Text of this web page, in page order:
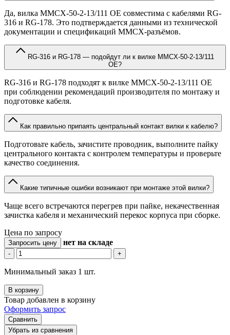
Да, вилка MMCX-50-2-13/111 OE совместима с кабелями RG-
316 и RG-178. Это подтверждается данными из технической
документации и спецификаций MMCX-разъёмов.
OE?
RG-316 и RG-178 подходят к вилке MMCX-50-2-13/111 OE
при соблюдении рекомендаций производителя по монтажу и
подготовке кабеля.
Как правильно припаять центральный контакт вилки к кабелю?
Подготовьте кабель, зачистите проводник, выполните пайку
центрального контакта с контролем температуры и проверьте
качество соединения.
Какие типичные ошибки возникают при монтаже этой вилки?
Чаще всего встречаются перегрев при пайке, некачественная
зачистка кабеля и механический перекос корпуса при сборке.
Цена по запросу
Запросить цену нет на складе
- +
Минимальный заказ 1 шт.
В корзину
Товар добавлен в корзину
Оформить запрос
Сравнить
Убрать из сравнения